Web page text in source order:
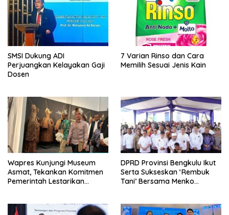
SMSI Dukung ADI
Perjuangkan Kelayakan Gaji
Dosen
7 Varian Rinso dan Cara
Memilih Sesuai Jenis Kain
Wapres Kunjungi Museum
Asmat, Tekankan Komitmen
Pemerintah Lestarikan
DPRD Provinsi Bengkulu Ikut
Serta Sukseskan ‘Rembuk
Tani’ Bersama Menko